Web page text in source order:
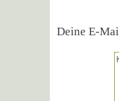
Deine E-